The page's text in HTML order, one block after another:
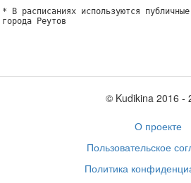
* В расписаниях используются
города Реутов
© Kudikina 2016 ‐
О проекте
Пользовательское
Политика